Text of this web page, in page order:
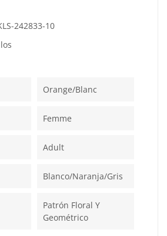
242833-10
Orange/blanc
Femme
Adult
Blanco/naranja/gris
Patrón Floral Y
Geométrico